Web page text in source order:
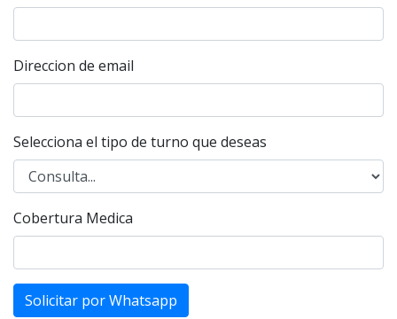
Direccion de email
Selecciona el tipo de turno que deseas
Cobertura Medica
Solicitar por Whatsapp